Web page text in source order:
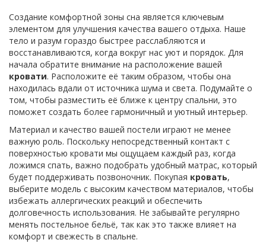
Создание комфортной зоны сна является ключевым
элементом для улучшения качества вашего отдыха. Наше
тело и разум гораздо быстрее расслабляются и
восстанавливаются, когда вокруг нас уют и порядок. Для
начала обратите внимание на расположение вашей
кровати. Расположите её таким образом, чтобы она
находилась вдали от источника шума и света. Подумайте о
том, чтобы разместить её ближе к центру спальни, это
поможет создать более гармоничный и уютный интерьер.
Материал и качество вашей постели играют не менее
важную роль. Поскольку непосредственный контакт с
поверхностью кровати мы ощущаем каждый раз, когда
ложимся спать, важно подобрать удобный матрас, который
будет поддерживать позвоночник. Покупая кровать,
выберите модель с высоким качеством материалов, чтобы
избежать аллергических реакций и обеспечить
долговечность использования. Не забывайте регулярно
менять постельное бельё, так как это также влияет на
комфорт и свежесть в спальне.